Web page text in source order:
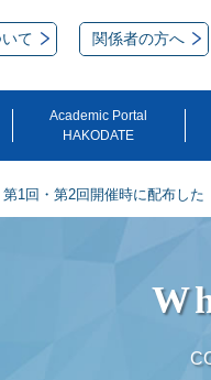
て 関係者の方へ
Academic Portal
HAKODATE
第1回・第2回開催時に配布し